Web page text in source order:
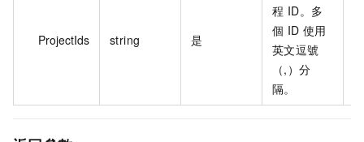
ProjectIds string 是
程 ID。多
個 ID 使用
英文逗號
（,）分
隔。